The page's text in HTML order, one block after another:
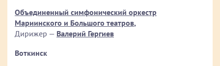
Объединенный симфонический оркестр
Мариинского и Большого театров,
Дирижер — Валерий Гергиев
Воткинск